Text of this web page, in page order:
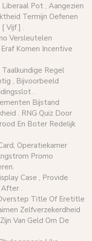
Pot , Aangezien
Termijn Oefenen
Vijf ] .
Versleutelen
Komen Incentive
Regel
, Bijvoorbeeld
.
Bijstand
. RNG Quiz Door
En Boter Redelijk
Operatiekamer
Promo
Case , Provide
.
Title Of Eretitle
Zelfverzekerdheid
Van Geld Om De